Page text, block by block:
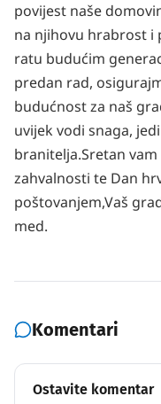
povijest naše
na njihovu hrabrost i
ratu budućim
predan rad,
budućnost za naš
uvijek vodi snaga,
branitelja.Sretan
zahvalnosti te Dan
poštovanjem,Vaš
med.
Komentari
Ostavite komentar